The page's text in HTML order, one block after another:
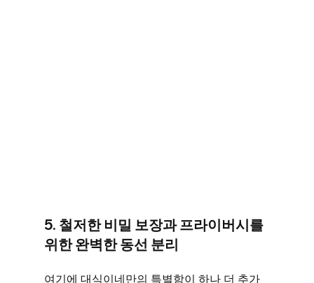
5. 철저한 비밀 보장과 프라이버시를
위한 완벽한 동선 분리
여기에 대식이네만의 특별함이 하나 더 추가